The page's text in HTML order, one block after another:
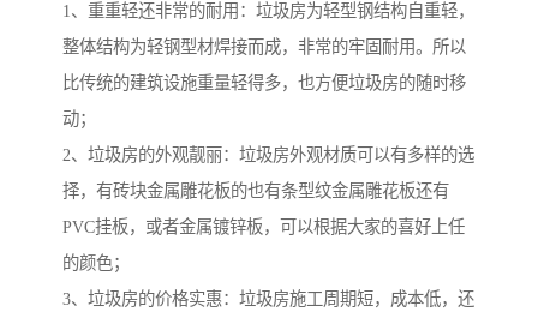
1、重重轻还非常的耐用：垃圾房为轻型钢结构自重轻，
整体结构为轻钢型材焊接而成，非常的牢固耐用。所以
比传统的建筑设施重量轻得多，也方便垃圾房的随时移
动；
2、垃圾房的外观靓丽：垃圾房外观材质可以有多样的选
择，有砖块金属雕花板的也有条型纹金属雕花板还有
PVC挂板，或者金属镀锌板，可以根据大家的喜好上任
的颜色；
3、垃圾房的价格实惠：垃圾房施工周期短，成本低，还